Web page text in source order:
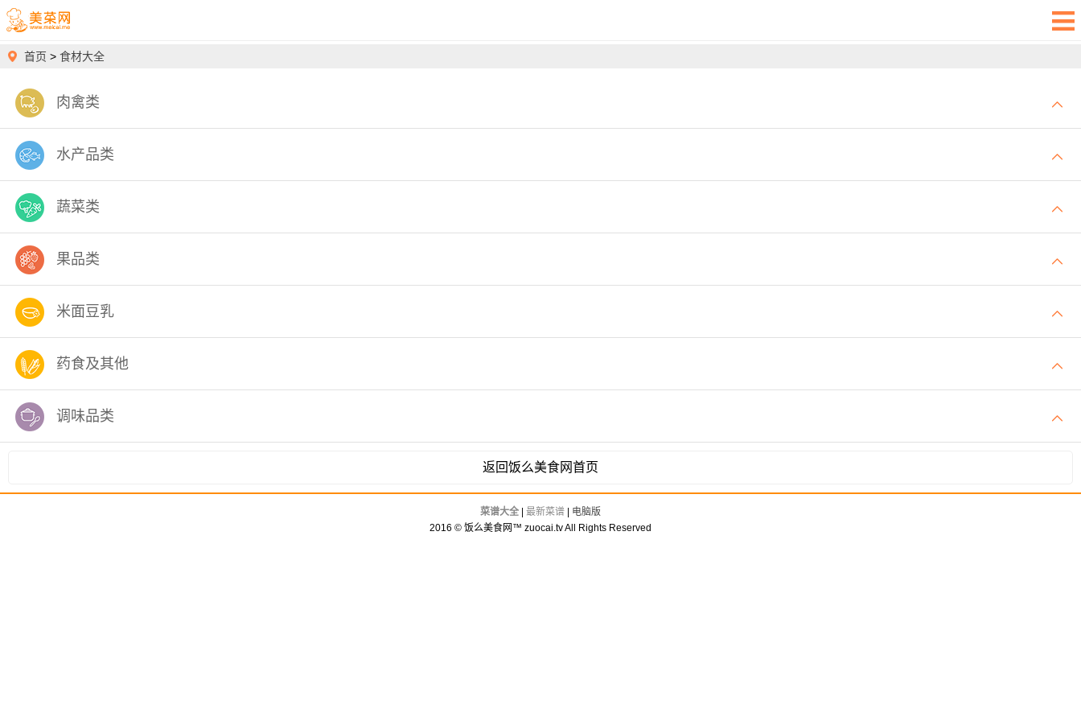
首页 > 食材大全
肉禽类
水产品类
蔬菜类
果品类
米面豆乳
药食及其他
调味品类
返回饭么美食网首页
菜谱大全 最新菜谱
电脑版
2016 © 饭么美食网™ zuocai.tv All Rights Reserved